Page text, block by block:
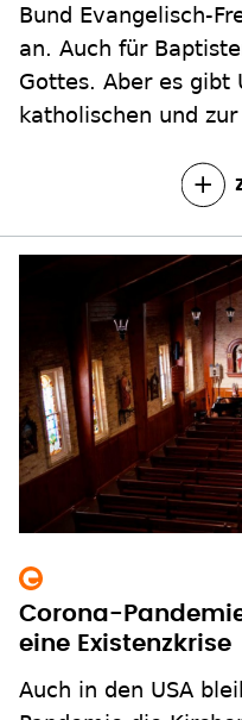
Bund Evangelisch-
an. Auch für
Gottes. Aber es gibt
katholischen und
Corona-
eine Existenzkrise
Auch in den USA